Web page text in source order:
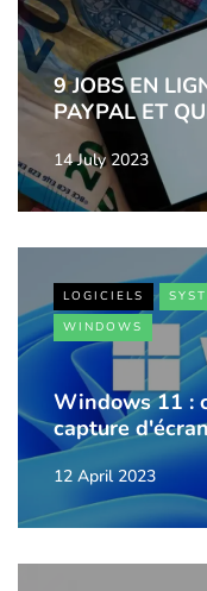
9 JOBS EN
PAYPAL ET
14 July 2023
LOGICIELS
WINDOWS
Windows 11 :
capture
12 April 2023